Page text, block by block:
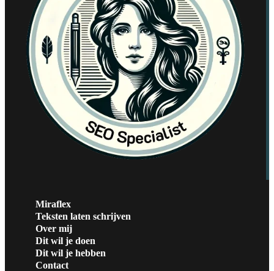
Miraflex
Teksten laten schrijven
Over mij
Dit wil je doen
Dit wil je hebben
Contact